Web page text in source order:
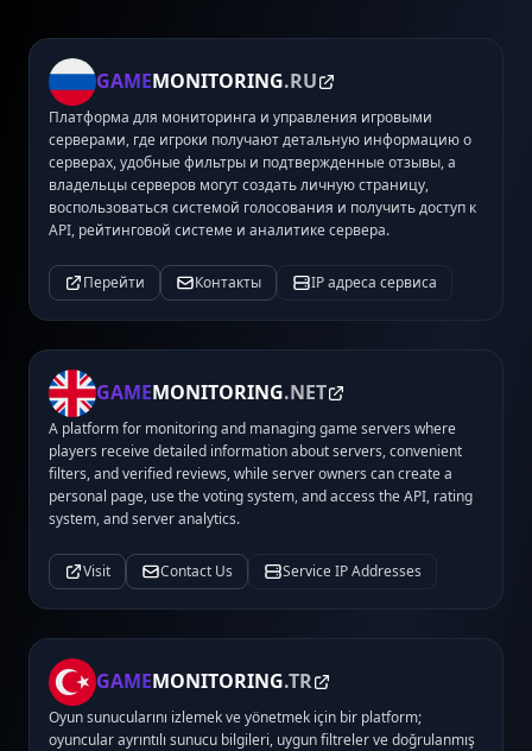
GAMEMONITORING.RU
Платформа для мониторинга и управления игровыми
серверами, где игроки получают детальную информацию о
серверах, удобные фильтры и подтвержденные отзывы, а
владельцы серверов могут создать личную страницу,
воспользоваться системой голосования и получить доступ к
API, рейтинговой системе и аналитике сервера.
Перейти Контакты IP адреса сервиса
GAMEMONITORING.NET
A platform for monitoring and managing game servers where
players receive detailed information about servers, convenient
filters, and verified reviews, while server owners can create a
personal page, use the voting system, and access the API, rating
system, and server analytics.
Visit Contact Us Service IP Addresses
GAMEMONITORING.TR
Oyun sunucularını izlemek ve yönetmek için bir platform;
oyuncular ayrıntılı sunucu bilgileri, uygun filtreler ve doğrulanmış